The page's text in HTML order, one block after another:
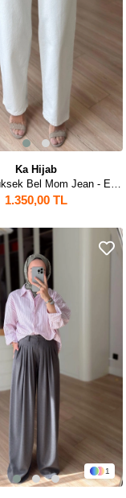
Ka Hijab
1.350,00 TL
1